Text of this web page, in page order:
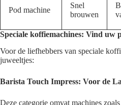
Pod machine
Snel
brouwen
Speciale koffiemachines: Vind uw
Voor de liefhebbers van speciale
juweeltjes:
Barista Touch Impress: Voor de
Deze categorie omvat machines